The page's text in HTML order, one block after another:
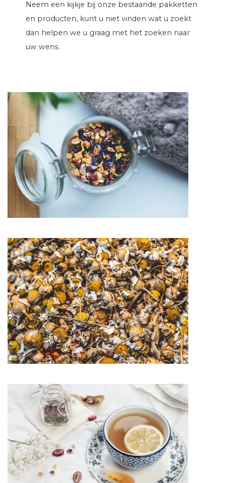
Neem een kijkje bij onze bestaande pakketten
en producten, kunt u niet vinden wat u zoekt
dan helpen we u graag met het zoeken naar
uw wens.